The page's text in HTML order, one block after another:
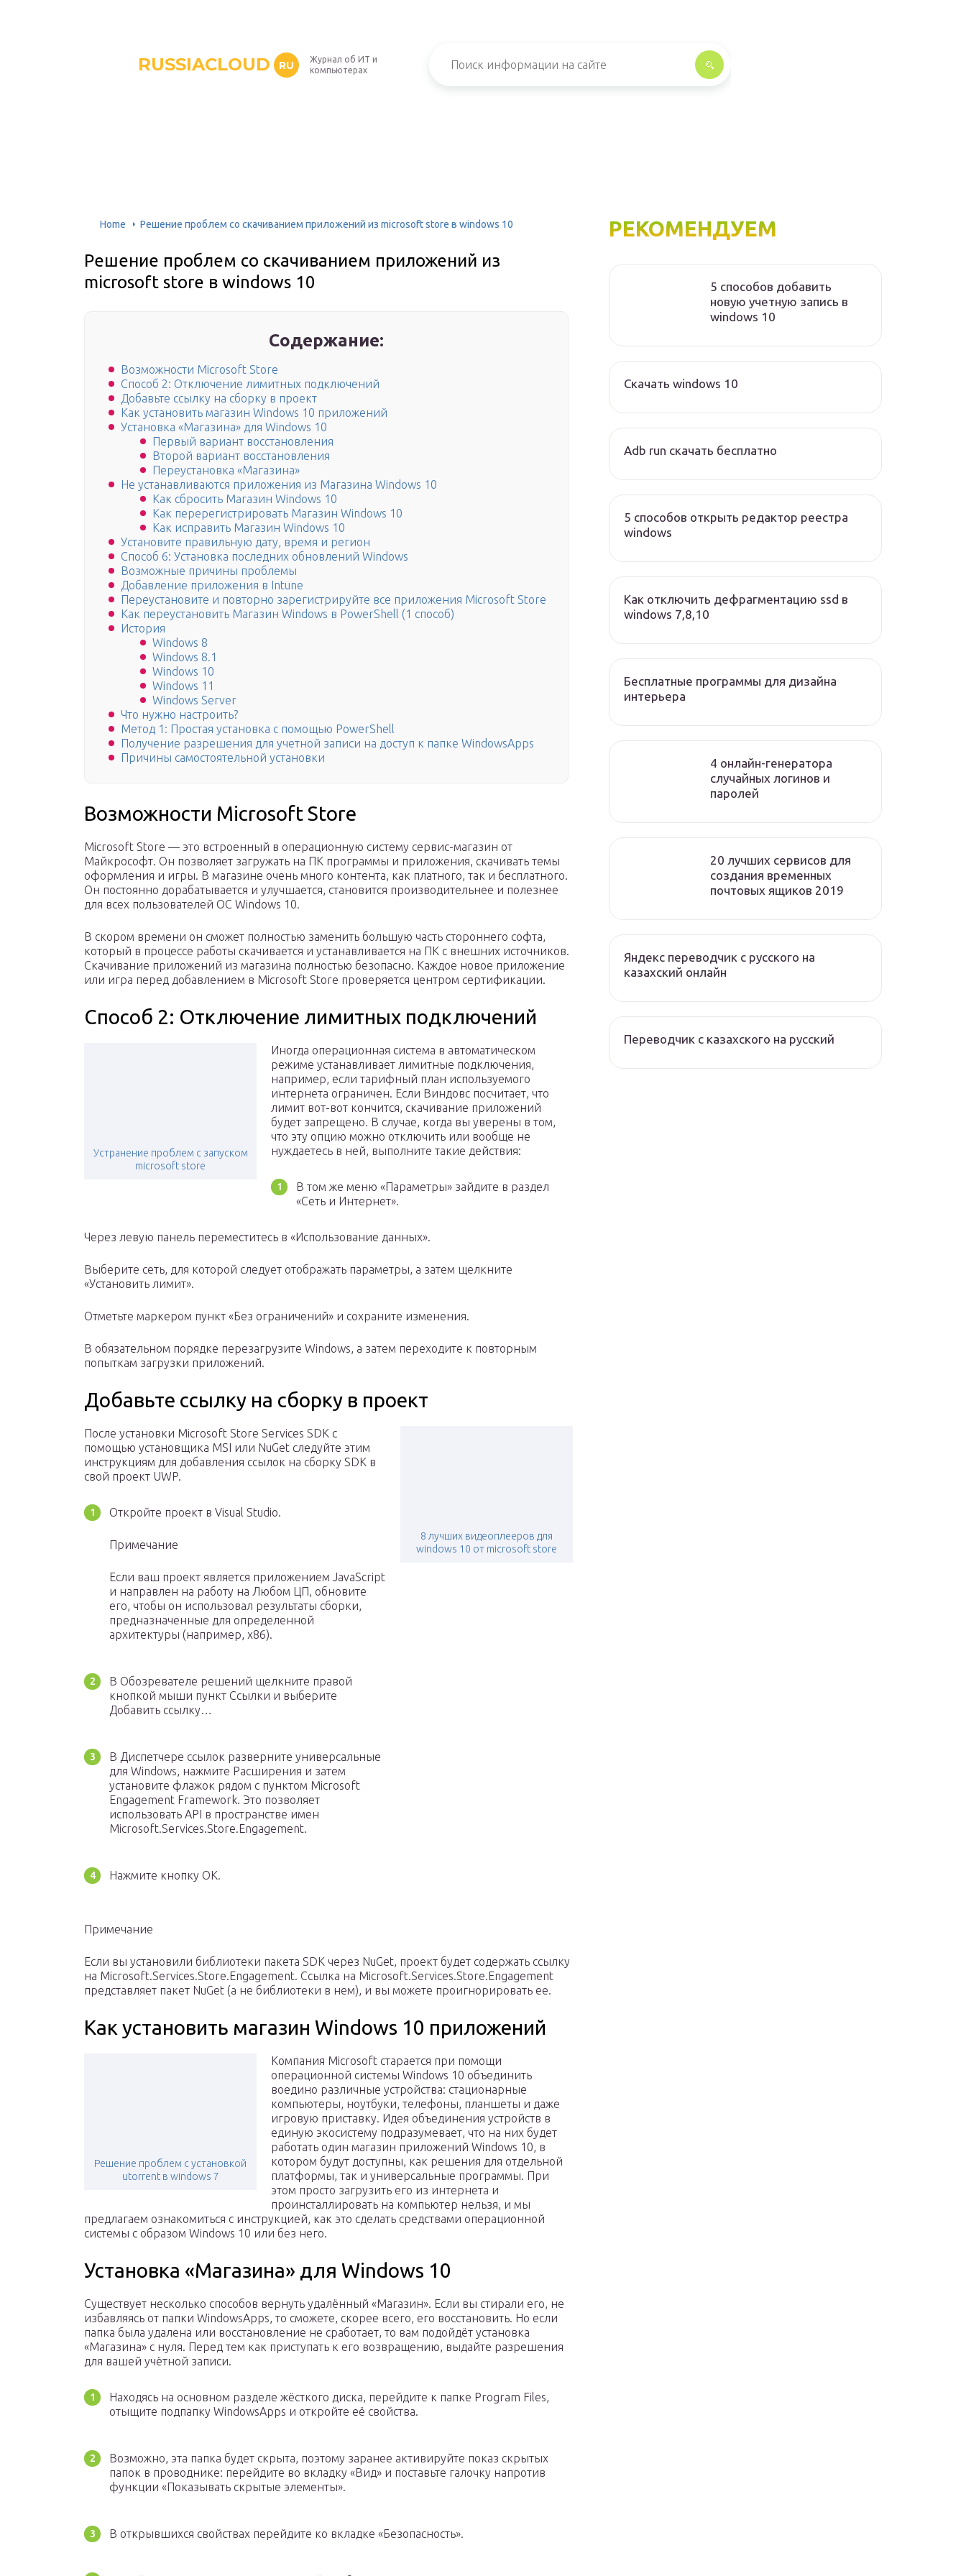
RUSSIACLOUD RU
Журнал об ИТ и
компьютерах
Home Решение проблем со скачиванием приложений из microsoft store в windows 10
Решение проблем со скачиванием приложений из
microsoft store в windows 10
Содержание:
Возможности Microsoft Store
Способ 2: Отключение лимитных подключений
Добавьте ссылку на сборку в проект
Как установить магазин Windows 10 приложений
Установка «Магазина» для Windows 10
Первый вариант восстановления
Второй вариант восстановления
Переустановка «Магазина»
Не устанавливаются приложения из Магазина Windows 10
Как сбросить Магазин Windows 10
Как перерегистрировать Магазин Windows 10
Как исправить Магазин Windows 10
Установите правильную дату, время и регион
Способ 6: Установка последних обновлений Windows
Возможные причины проблемы
Добавление приложения в Intune
Переустановите и повторно зарегистрируйте все приложения Microsoft Store
Как переустановить Магазин Windows в PowerShell (1 способ)
История
Windows 8
Windows 8.1
Windows 10
Windows 11
Windows Server
Что нужно настроить?
Метод 1: Простая установка с помощью PowerShell
Получение разрешения для учетной записи на доступ к папке WindowsApps
Причины самостоятельной установки
Возможности Microsoft Store
Microsoft Store — это встроенный в операционную систему сервис-магазин от
Майкрософт. Он позволяет загружать на ПК программы и приложения, скачивать темы
оформления и игры. В магазине очень много контента, как платного, так и бесплатного.
Он постоянно дорабатывается и улучшается, становится производительнее и полезнее
для всех пользователей ОС Windows 10.
В скором времени он сможет полностью заменить большую часть стороннего софта,
который в процессе работы скачивается и устанавливается на ПК с внешних источников.
Скачивание приложений из магазина полностью безопасно. Каждое новое приложение
или игра перед добавлением в Microsoft Store проверяется центром сертификации.
Способ 2: Отключение лимитных подключений
Устранение проблем с запуском
microsoft store
Иногда операционная система в автоматическом
режиме устанавливает лимитные подключения,
например, если тарифный план используемого
интернета ограничен. Если Виндовс посчитает, что
лимит вот-вот кончится, скачивание приложений
будет запрещено. В случае, когда вы уверены в том,
что эту опцию можно отключить или вообще не
нуждаетесь в ней, выполните такие действия:
В том же меню «Параметры» зайдите в раздел
«Сеть и Интернет».
Через левую панель переместитесь в «Использование данных».
Выберите сеть, для которой следует отображать параметры, а затем щелкните
«Установить лимит».
Отметьте маркером пункт «Без ограничений» и сохраните изменения.
В обязательном порядке перезагрузите Windows, а затем переходите к повторным
попыткам загрузки приложений.
Добавьте ссылку на сборку в проект
8 лучших видеоплееров для
windows 10 от microsoft store
После установки Microsoft Store Services SDK с
помощью установщика MSI или NuGet следуйте этим
инструкциям для добавления ссылок на сборку SDK в
свой проект UWP.
Откройте проект в Visual Studio.
Примечание
Если ваш проект является приложением JavaScript
и направлен на работу на Любом ЦП, обновите
его, чтобы он использовал результаты сборки,
предназначенные для определенной
архитектуры (например, x86).
В Обозревателе решений щелкните правой
кнопкой мыши пункт Ссылки и выберите
Добавить ссылку…
В Диспетчере ссылок разверните универсальные
для Windows, нажмите Расширения и затем
установите флажок рядом с пунктом Microsoft
Engagement Framework. Это позволяет
использовать API в пространстве имен
Microsoft.Services.Store.Engagement.
Нажмите кнопку ОК.
Примечание
Если вы установили библиотеки пакета SDK через NuGet, проект будет содержать ссылку
на Microsoft.Services.Store.Engagement. Ссылка на Microsoft.Services.Store.Engagement
представляет пакет NuGet (а не библиотеки в нем), и вы можете проигнорировать ее.
Как установить магазин Windows 10 приложений
Решение проблем с установкой
utorrent в windows 7
Компания Microsoft старается при помощи
операционной системы Windows 10 объединить
воедино различные устройства: стационарные
компьютеры, ноутбуки, телефоны, планшеты и даже
игровую приставку. Идея объединения устройств в
единую экосистему подразумевает, что на них будет
работать один магазин приложений Windows 10, в
котором будут доступны, как решения для отдельной
платформы, так и универсальные программы. При
этом просто загрузить его из интернета и
проинсталлировать на компьютер нельзя, и мы
предлагаем ознакомиться с инструкцией, как это сделать средствами операционной
системы с образом Windows 10 или без него.
Установка «Магазина» для Windows 10
Существует несколько способов вернуть удалённый «Магазин». Если вы стирали его, не
избавляясь от папки WindowsApps, то сможете, скорее всего, его восстановить. Но если
папка была удалена или восстановление не сработает, то вам подойдёт установка
«Магазина» с нуля. Перед тем как приступать к его возвращению, выдайте разрешения
для вашей учётной записи.
Находясь на основном разделе жёсткого диска, перейдите к папке Program Files,
отыщите подпапку WindowsApps и откройте её свойства.
Возможно, эта папка будет скрыта, поэтому заранее активируйте показ скрытых
папок в проводнике: перейдите во вкладку «Вид» и поставьте галочку напротив
функции «Показывать скрытые элементы».
В открывшихся свойствах перейдите ко вкладке «Безопасность».
РЕКОМЕНДУЕМ
5 способов добавить
новую учетную запись в
windows 10
Скачать windows 10
Adb run скачать бесплатно
5 способов открыть редактор реестра
windows
Как отключить дефрагментацию ssd в
windows 7,8,10
Бесплатные программы для дизайна
интерьера
4 онлайн-генератора
случайных логинов и
паролей
20 лучших сервисов для
создания временных
почтовых ящиков 2019
Яндекс переводчик с русского на
казахский онлайн
Переводчик с казахского на русский